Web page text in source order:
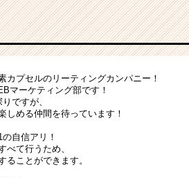
カプセルのリーティングカンパニー！
マーケティング部です！
ですが、
しめる仲間を待っています！
自信アリ！
べて行うため、
ることができます。